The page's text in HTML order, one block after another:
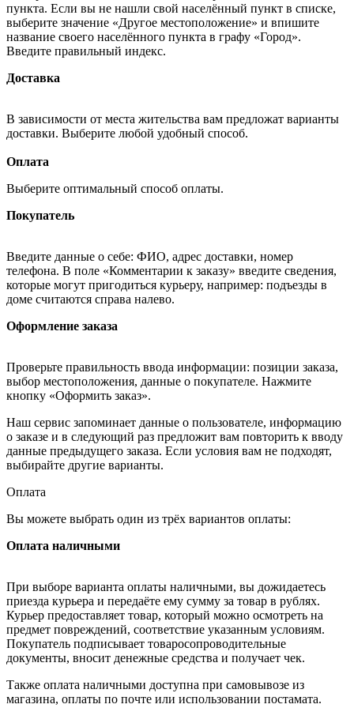
пункта. Если вы не нашли свой населённый пункт в списке,
выберите значение «Другое местоположение» и впишите
название своего населённого пункта в графу «Город».
Введите правильный индекс.
Доставка
В зависимости от места жительства вам предложат варианты
доставки. Выберите любой удобный способ.
Оплата
Выберите оптимальный способ оплаты.
Покупатель
Введите данные о себе: ФИО, адрес доставки, номер
телефона. В поле «Комментарии к заказу» введите сведения,
которые могут пригодиться курьеру, например: подъезды в
доме считаются справа налево.
Оформление заказа
Проверьте правильность ввода информации: позиции заказа,
выбор местоположения, данные о покупателе. Нажмите
кнопку «Оформить заказ».
Наш сервис запоминает данные о пользователе, информацию
о заказе и в следующий раз предложит вам повторить к вводу
данные предыдущего заказа. Если условия вам не подходят,
выбирайте другие варианты.
Оплата
Вы можете выбрать один из трёх вариантов оплаты:
Оплата наличными
При выборе варианта оплаты наличными, вы дожидаетесь
приезда курьера и передаёте ему сумму за товар в рублях.
Курьер предоставляет товар, который можно осмотреть на
предмет повреждений, соответствие указанным условиям.
Покупатель подписывает товаросопроводительные
документы, вносит денежные средства и получает чек.
Также оплата наличными доступна при самовывозе из
магазина, оплаты по почте или использовании постамата.